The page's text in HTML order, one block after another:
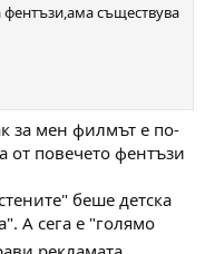
фентъзи,ама съществува
за мен филмът е по-
от повечето фентъзи
беше детска
А сега е "голямо